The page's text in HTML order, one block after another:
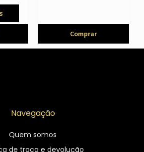
Comprar
Navegação
Quem somos
de troca e devolução